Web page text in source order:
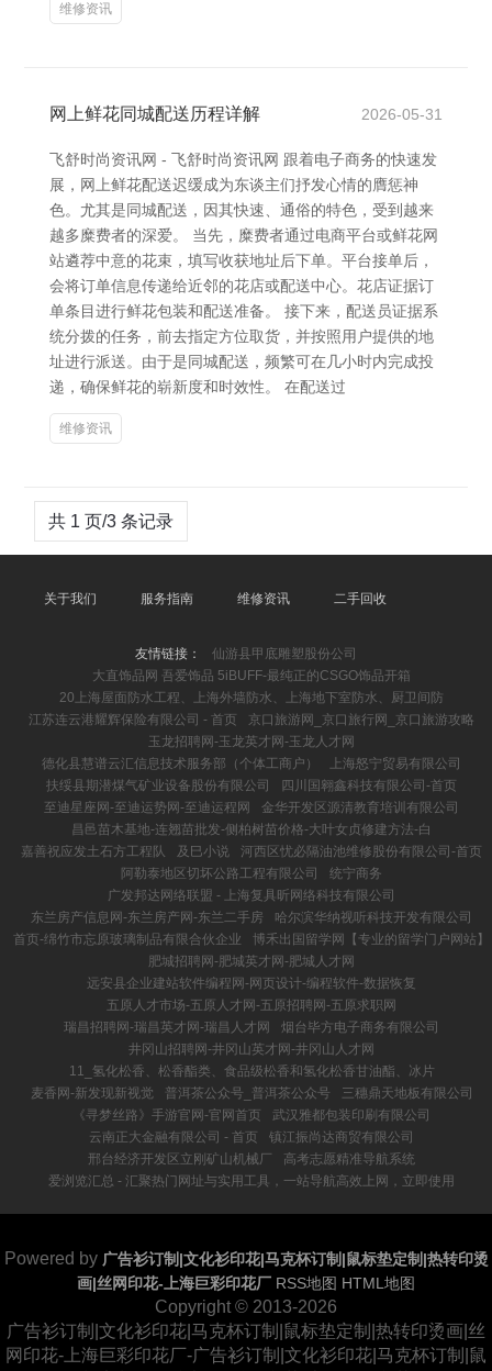
维修资讯
网上鲜花同城配送历程详解 2026-05-31
飞舒时尚资讯网 - 飞舒时尚资讯网 跟着电子商务的快速发
展，网上鲜花配送迟缓成为东谈主们抒发心情的膺惩神
色。尤其是同城配送，因其快速、通俗的特色，受到越来
越多糜费者的深爱。 当先，糜费者通过电商平台或鲜花网
站遴荐中意的花束，填写收获地址后下单。平台接单后，
会将订单信息传递给近邻的花店或配送中心。花店证据订
单条目进行鲜花包装和配送准备。 接下来，配送员证据系
统分拨的任务，前去指定方位取货，并按照用户提供的地
址进行派送。由于是同城配送，频繁可在几小时内完成投
递，确保鲜花的崭新度和时效性。 在配送过
维修资讯
共 1 页/3 条记录
关于我们 服务指南 维修资讯 二手回收
友情链接：
仙游县甲底雕塑股份公司
大直饰品网 吾爱饰品 5iBUFF-最纯正的CSGO饰品开箱
20上海屋面防水工程、上海外墙防水、上海地下室防水、厨卫间防
江苏连云港耀辉保险有限公司 - 首页
京口旅游网_京口旅行网_京口旅游攻略
玉龙招聘网-玉龙英才网-玉龙人才网
德化县慧谱云汇信息技术服务部（个体工商户）
上海怒宁贸易有限公司
扶绥县期潜煤气矿业设备股份有限公司
四川国翱鑫科技有限公司-首页
至迪星座网-至迪运势网-至迪运程网
金华开发区源清教育培训有限公司
昌邑苗木基地-连翘苗批发-侧柏树苗价格-大叶女贞修建方法-白
嘉善祝应发土石方工程队
及巳小说
河西区忧必隔油池维修股份有限公司-首页
阿勒泰地区切坏公路工程有限公司
统宁商务
广发邦达网络联盟 - 上海复具昕网络科技有限公司
东兰房产信息网-东兰房产网-东兰二手房
哈尔滨华纳视听科技开发有限公司
首页-绵竹市忘原玻璃制品有限合伙企业
博禾出国留学网【专业的留学门户网站】
肥城招聘网-肥城英才网-肥城人才网
远安县企业建站软件编程网-网页设计-编程软件-数据恢复
五原人才市场-五原人才网-五原招聘网-五原求职网
瑞昌招聘网-瑞昌英才网-瑞昌人才网
烟台毕方电子商务有限公司
井冈山招聘网-井冈山英才网-井冈山人才网
11_氢化松香、松香酯类、食品级松香和氢化松香甘油酯、冰片
麦香网-新发现新视觉
普洱茶公众号_普洱茶公众号
三穗鼎天地板有限公司
《寻梦丝路》手游官网-官网首页
武汉雅都包装印刷有限公司
云南正大金融有限公司 - 首页
镇江振尚达商贸有限公司
邢台经济开发区立刚矿山机械厂
高考志愿精准导航系统
爱浏览汇总 - 汇聚热门网址与实用工具，一站导航高效上网，立即使用
Powered by 广告衫订制|文化衫印花|马克杯订制|鼠标垫定制|热转印烫
画|丝网印花-上海巨彩印花厂 RSS地图 HTML地图
Copyright © 2013-2026
广告衫订制|文化衫印花|马克杯订制|鼠标垫定制|热转印烫画|丝
网印花-上海巨彩印花厂-广告衫订制|文化衫印花|马克杯订制|鼠